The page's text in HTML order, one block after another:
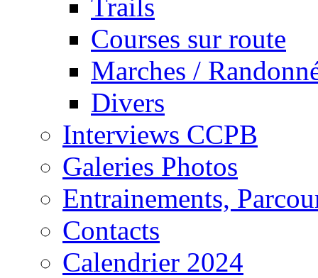
Trails
Courses sur route
Marches /
Divers
Interviews CCPB
Galeries Photos
Entrainements,
Contacts
Calendrier 2024